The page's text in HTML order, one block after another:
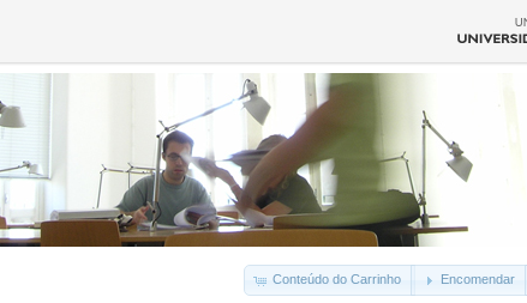
Conteúdo do Carrinho Encomendar